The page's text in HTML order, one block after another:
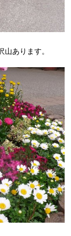
あります。